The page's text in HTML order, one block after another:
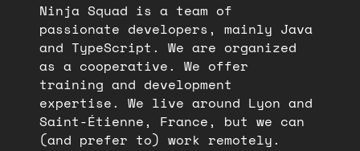
Ninja Squad is a team of
passionate developers, mainly Java
and TypeScript. We are organized
as a cooperative. We offer
training and development
expertise. We live around Lyon and
Saint-Étienne, France, but we can
(and prefer to) work remotely.